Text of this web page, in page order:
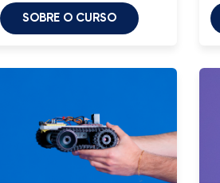
SOBRE O CURSO